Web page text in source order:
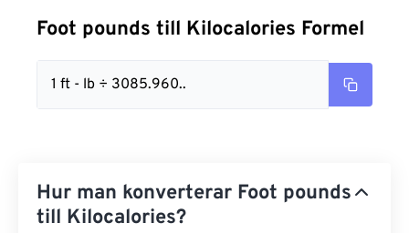
Foot pounds till Kilocalories Formel
1 ft - lb ÷ 3085.960..
Hur man konverterar Foot pounds
till Kilocalories?